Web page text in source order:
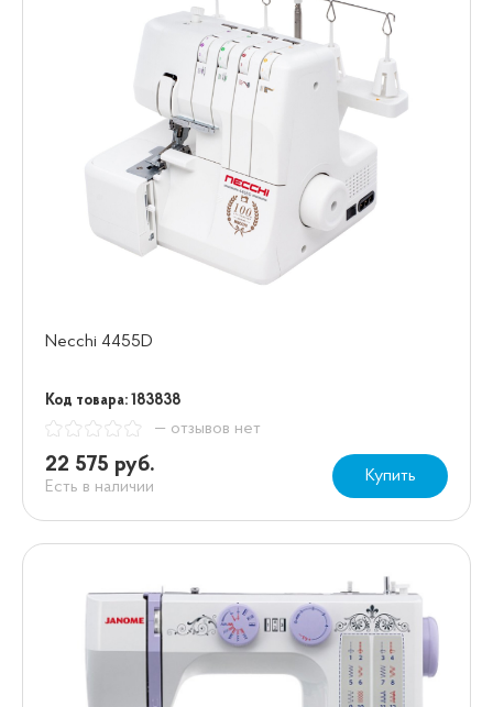
Necchi 4455D
Код товара: 183838
— отзывов нет
22 575 руб.
Есть в наличии
Купить